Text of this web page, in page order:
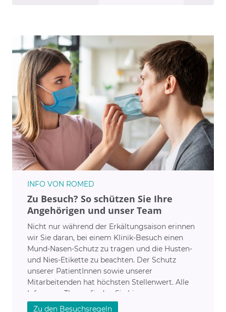
INFO VON ROMED
Zu Besuch? So schützen Sie Ihre
Angehörigen und unser Team
Nicht nur während der Erkältungsaison erinnen
wir Sie daran, bei einem Klinik-Besuch einen
Mund-Nasen-Schutz zu tragen und die Husten-
und Nies-Etikette zu beachten. Der Schutz
unserer PatientInnen sowie unserer
Mitarbeitenden hat höchsten Stellenwert. Alle
Infos zum Thema finden Sie hier.
Zu den Besuchsregeln